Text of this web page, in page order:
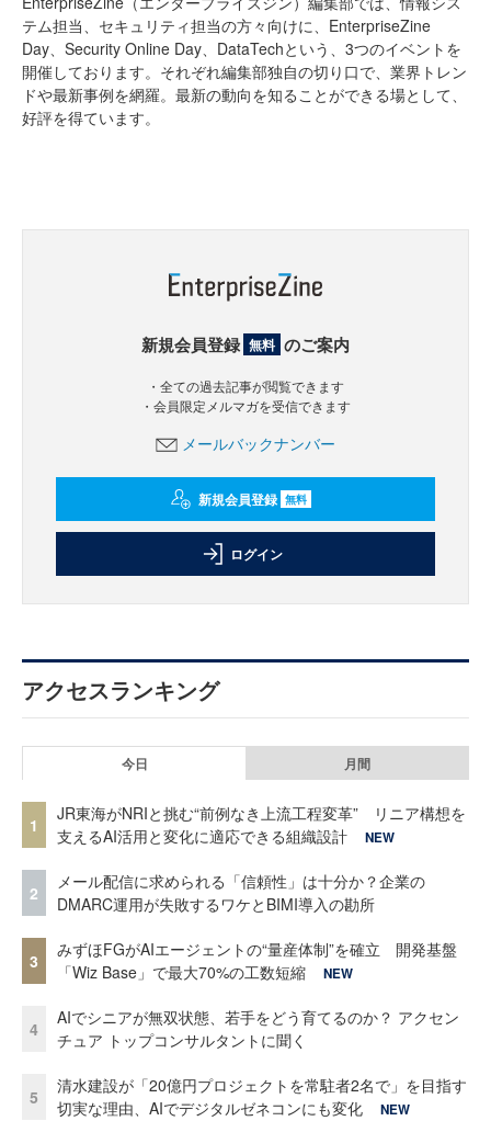
テム担当、セキュリティ担当の方々向けに、EnterpriseZine
Day、Security Online Day、DataTechという、3つのイベントを
開催しております。それぞれ編集部独自の切り口で、業界トレン
ドや最新事例を網羅。最新の動向を知ることができる場として、
好評を得ています。
新規会員登録 無料 のご案内
・全ての過去記事が閲覧できます
・会員限定メルマガを受信できます
メールバックナンバー
新規会員登録 無料
ログイン
アクセスランキング
今日 月間
1
JR東海がNRIと挑む“前例なき上流工程変革” リニア構想を
支えるAI活用と変化に適応できる組織設計
NEW
2
メール配信に求められる「信頼性」は十分か？企業の
DMARC運用が失敗するワケとBIMI導入の勘所
3
みずほFGがAIエージェントの“量産体制”を確立 開発基盤
「Wiz Base」で最大70%の工数短縮
NEW
4
AIでシニアが無双状態、若手をどう育てるのか？ アクセン
チュア トップコンサルタントに聞く
5
清水建設が「20億円プロジェクトを常駐者2名で」を目指す
切実な理由、AIでデジタルゼネコンにも変化
NEW